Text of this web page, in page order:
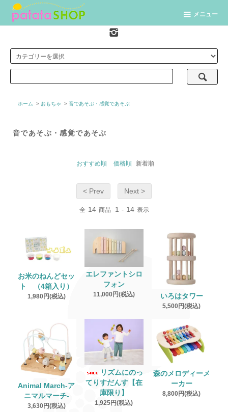
メニュー
ホーム > おもちゃ > 音であそぶ・感覚であそぶ
音であそぶ・感覚であそぶ
おすすめ順 価格順 新着順
< Prev Next >
全 14 商品 1 - 14 表示
お米のねんどセッ
ト （4箱入り）
1,980円(税込)
エレファントシロ
フォン
11,000円(税込) いろはタワー
5,500円(税込)
Animal March‐ア
ニマルマーチ‐
3,630円(税込)
リズムにのっ
てりすだんす【在
庫限り】
1,925円(税込)
森のメロディーメ
ーカー
8,800円(税込)